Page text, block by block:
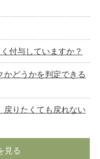
付与していますか？
どうかを判定できる
戻りたくても戻れない
見る